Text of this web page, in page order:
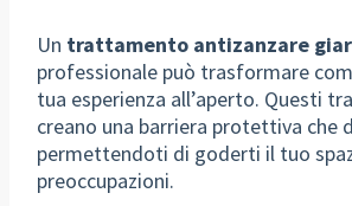
Un trattamento antizanzare
professionale può trasformare
tua esperienza all’aperto. Questi
creano una barriera protettiva che
permettendoti di goderti il tuo
preoccupazioni.